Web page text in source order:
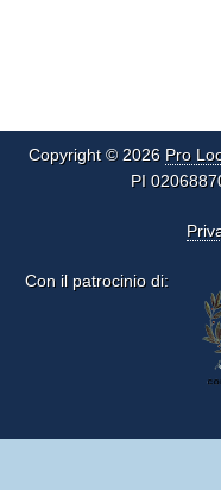
Copyright © 2026 Pro
PI
Con il patrocinio di: